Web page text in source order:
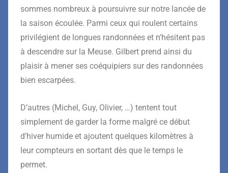
sommes nombreux à poursuivre sur notre lancée de
la saison écoulée. Parmi ceux qui roulent certains
privilégient de longues randonnées et n’hésitent pas
à descendre sur la Meuse. Gilbert prend ainsi du
plaisir à mener ses coéquipiers sur des randonnées
bien escarpées.
D’autres (Michel, Guy, Olivier, …) tentent tout
simplement de garder la forme malgré ce début
d’hiver humide et ajoutent quelques kilomètres à
leur compteurs en sortant dès que le temps le
permet.